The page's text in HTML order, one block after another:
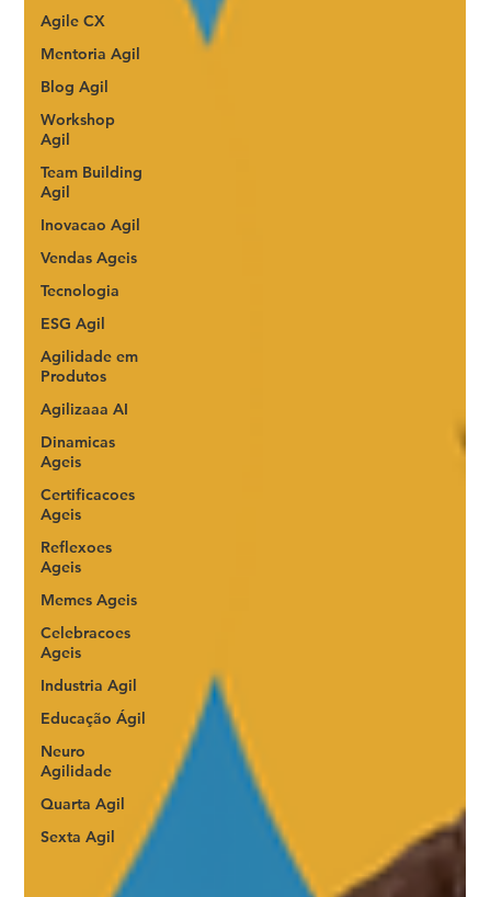
Agile CX
Mentoria Agil
Blog Agil
Workshop
Agil
Team Building
Agil
Inovacao Agil
Vendas Ageis
Tecnologia
ESG Agil
Agilidade em
Produtos
Agilizaaa AI
Dinamicas
Ageis
Certificacoes
Ageis
Reflexoes
Ageis
Memes Ageis
Celebracoes
Ageis
Industria Agil
Educação Ágil
Neuro
Agilidade
Quarta Agil
Sexta Agil